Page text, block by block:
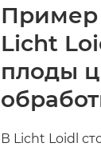
Пример
Licht
плоды
В Licht Loidl